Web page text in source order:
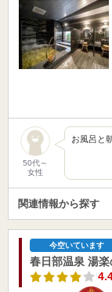
50代～
女性
お風呂と
関連情報から探す
今空いています
春日部温泉 湯楽